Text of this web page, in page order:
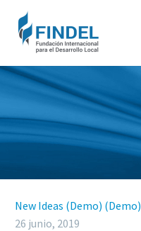
New Ideas (Demo) (Demo)
26 junio, 2019